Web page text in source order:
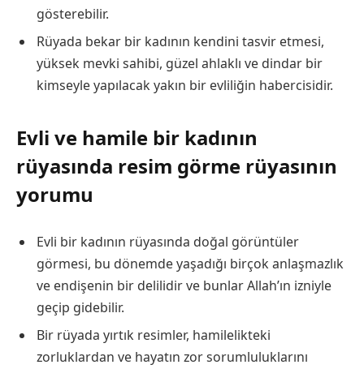
gösterebilir.
Rüyada bekar bir kadının kendini tasvir etmesi,
yüksek mevki sahibi, güzel ahlaklı ve dindar bir
kimseyle yapılacak yakın bir evliliğin habercisidir.
Evli ve hamile bir kadının
rüyasında resim görme rüyasının
yorumu
Evli bir kadının rüyasında doğal görüntüler
görmesi, bu dönemde yaşadığı birçok anlaşmazlık
ve endişenin bir delilidir ve bunlar Allah’ın izniyle
geçip gidebilir.
Bir rüyada yırtık resimler, hamilelikteki
zorluklardan ve hayatın zor sorumluluklarını